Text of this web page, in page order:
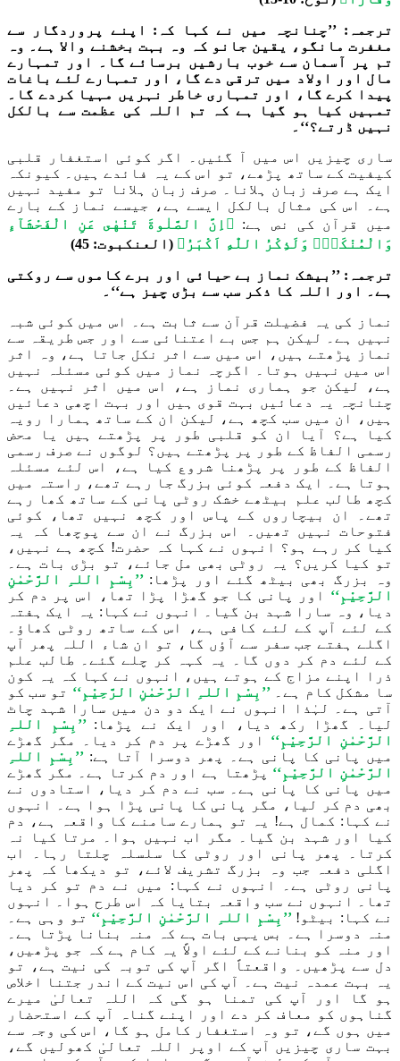
ترجمہ: ’’چنانچہ میں نے کہا کہ: اپنے پروردگار سے
مغفرت مانگو، یقین جانو کہ وہ بہت بخشنے والا ہے۔ وہ
تم پر آسمان سے خوب بارشیں برسائے گا۔ اور تمہارے
مال اور اولاد میں ترقی دے گا، اور تمہارے لئے باغات
پیدا کرے گا، اور تمہاری خاطر نہریں مہیا کردے گا۔
تمہیں کیا ہو گیا ہے کہ تم اللہ کی عظمت سے بالکل
نہیں ڈرتے؟‘‘۔
ساری چیزیں اس میں آ گئیں۔ اگر کوئی استغفار قلبی
کیفیت کے ساتھ پڑھے، تو اس کے یہ فائدے ہیں۔ کیونکہ
ایک ہے صرف زبان ہلانا۔ صرف زبان ہلانا تو مفید نہیں
ہے۔ اس کی مثال بالکل ایسے ہے، جیسے نماز کے بارے
میں قرآن کی نص ہے: ﴿اِنَّ الصَّلٰوةَ تَنْهٰى عَنِ الْفَحْشَآءِ
وَالْمُنْكَرِؕ وَلَذِكْرُ اللّٰهِ اَكْبَرُ﴾ (العنکبوت: 45)
ترجمہ: ’’بیشک نماز بے حیائی اور برے کاموں سے روکتی
ہے۔ اور اللہ کا ذکر سب سے بڑی چیز ہے‘‘۔
نماز کی یہ فضیلت قرآن سے ثابت ہے۔ اس میں کوئی شبہ
نہیں ہے۔ لیکن ہم جس بے اعتنائی سے اور جس طریقہ سے
نماز پڑھتے ہیں، اس میں سے اثر نکل جاتا ہے، وہ اثر
اس میں نہیں ہوتا۔ اگرچہ نماز میں کوئی مسئلہ نہیں
ہے، لیکن جو ہماری نماز ہے، اس میں اثر نہیں ہے۔
چنانچہ یہ دعائیں بہت قوی ہیں اور بہت اچھی دعائیں
ہیں، ان میں سب کچھ ہے، لیکن ان کے ساتھ ہمارا رویہ
کیا ہے؟ آیا ان کو قلبی طور پر پڑھتے ہیں یا محض
رسمی الفاظ کے طور پر پڑھتے ہیں؟ لوگوں نے صرف رسمی
الفاظ کے طور پر پڑھنا شروع کیا ہے، اس لئے مسئلہ
ہوتا ہے۔ ایک دفعہ کوئی بزرگ جا رہے تھے، راستہ میں
کچھ طالب علم بیٹھے خشک روٹی پانی کے ساتھ کھا رہے
تھے۔ ان بیچاروں کے پاس اور کچھ نہیں تھا، کوئی
فتوحات نہیں تھیں۔ اس بزرگ نے ان سے پوچھا کہ یہ
کیا کر رہے ہو؟ انہوں نے کہا کہ حضرت! کچھ ہے نہیں،
تو کیا کریں؟ یہ روٹی بھی مل جائے، تو بڑی بات ہے۔
وہ بزرگ بھی بیٹھ گئے اور پڑھا:’’بِسْمِ اللہِ الرَّحْمٰنِ
الرَّحِیْمِ‘‘ اور پانی کا جو گھڑا پڑا تھا، اس پر دم کر
دیا، وہ سارا شہد بن گیا۔ انہوں نے کہا: یہ ایک ہفتہ
کے لئے آپ کے لئے کافی ہے، اس کے ساتھ روٹی کھاؤ۔
اگلے ہفتے جب سفر سے آؤں گا، تو ان شاء اللہ پھر آپ
کے لئے دم کر دوں گا۔ یہ کہہ کر چلے گئے۔ طالب علم
ذرا اپنے مزاج کے ہوتے ہیں، انہوں نے کہا کہ یہ کون
سا مشکل کام ہے۔ ’’بِسْمِ اللہِ الرَّحْمٰنِ الرَّحِیْمِ‘‘ تو سب کو
آتی ہے۔ لہٰذا انہوں نے ایک دو دن میں سارا شہد چاٹ
لیا۔ گھڑا رکھ دیا، اور ایک نے پڑھا:’’بِسْمِ اللہِ
الرَّحْمٰنِ الرَّحِیْمِ‘‘
اور
گھڑے پر دم کر دیا۔ مگر گھڑے
میں پانی کا پانی ہے۔ پھر دوسرا آتا ہے:’’بِسْمِ اللہِ
الرَّحْمٰنِ الرَّحِیْمِ‘‘ پڑھتا ہے اور دم کرتا ہے۔ مگر گھڑے
میں پانی کا پانی ہے۔ سب نے دم کر دیا، استادوں نے
بھی دم کر لیا، مگر پانی کا پانی پڑا ہوا ہے۔ انہوں
نے کہا: کمال ہے! یہ تو ہمارے سامنے کا واقعہ ہے، دم
کیا اور شہد بن گیا۔ مگر اب نہیں ہوا۔ مرتا کیا نہ
کرتا۔ پھر پانی اور روٹی کا سلسلہ چلتا رہا۔ اب
اگلی دفعہ جب وہ بزرگ تشریف لائے، تو دیکھا کہ پھر
پانی روٹی ہے۔ انہوں نے کہا: میں نے دم تو کر دیا
تھا۔ انہوں نے سب واقعہ بتایا کہ اس طرح ہوا۔ انہوں
نے کہا: بیٹو!’’بِسْمِ اللہِ الرَّحْمٰنِ الرَّحِیْمِ‘‘ تو وہی ہے۔
منہ دوسرا ہے۔ بس یہی بات ہے کہ منہ بنانا پڑتا ہے۔
اور منہ کو بنانے کے لئے اولاً یہ کام ہے کہ جو پڑھیں،
دل سے پڑھیں۔ واقعتاً اگر آپ کی توبہ کی نیت ہے، تو
یہ بہت عمدہ نیت ہے۔ آپ کی اس نیت کے اندر جتنا اخلاص
ہو گا اور آپ کی تمنا ہو گی کہ اللہ تعالیٰ میرے
گناہوں کو معاف کر دے اور اپنے گناہ آپ کے استحضار
میں ہوں گے، تو وہ استغفار کامل ہو گا، اس کی وجہ سے
بہت ساری چیزیں آپ کے اوپر اللہ تعالیٰ کھولیں گے،